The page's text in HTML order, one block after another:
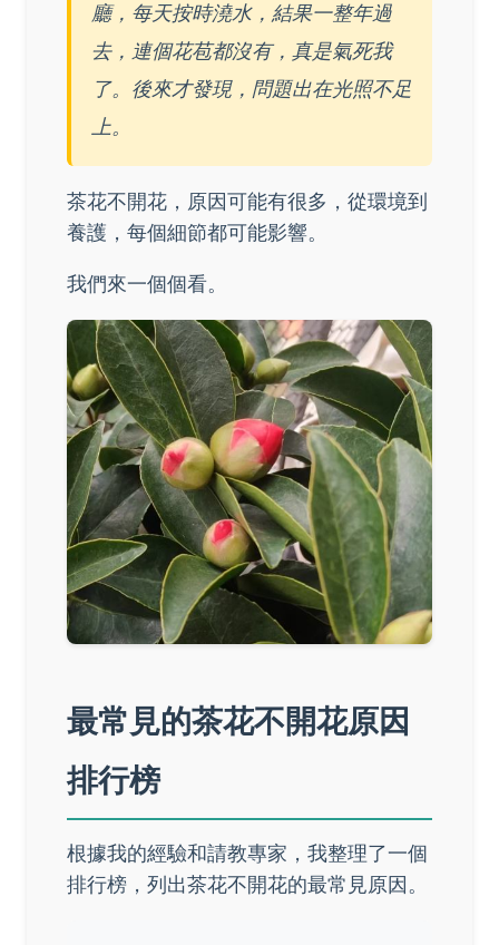
廳，每天按時澆水，結果一整年過
去，連個花苞都沒有，真是氣死我
了。後來才發現，問題出在光照不足
上。
茶花不開花，原因可能有很多，從環境到
養護，每個細節都可能影響。
我們來一個個看。
最常見的茶花不開花原因
排行榜
根據我的經驗和請教專家，我整理了一個
排行榜，列出茶花不開花的最常見原因。